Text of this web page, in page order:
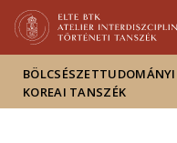
BÖLCSÉSZETTUDOMÁNYI
KOREAI TANSZÉK